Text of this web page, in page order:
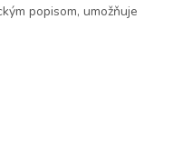
popisom, umožňuje